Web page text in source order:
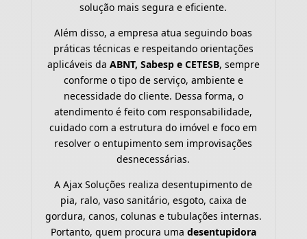
solução mais segura e eficiente.
Além disso, a empresa atua seguindo boas
práticas técnicas e respeitando orientações
aplicáveis da ABNT, Sabesp e CETESB, sempre
conforme o tipo de serviço, ambiente e
necessidade do cliente. Dessa forma, o
atendimento é feito com responsabilidade,
cuidado com a estrutura do imóvel e foco em
resolver o entupimento sem improvisações
desnecessárias.
A Ajax Soluções realiza desentupimento de
pia, ralo, vaso sanitário, esgoto, caixa de
gordura, canos, colunas e tubulações internas.
Portanto, quem procura uma desentupidora